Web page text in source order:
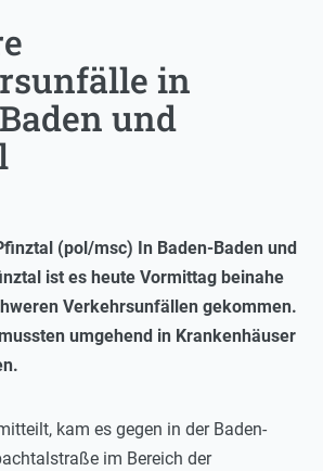
in
und
(pol/msc) In Baden-Baden und
ist es heute Vormittag beinahe
Verkehrsunfällen gekommen.
umgehend in Krankenhäuser
kam es gegen in der Baden-
im Bereich der